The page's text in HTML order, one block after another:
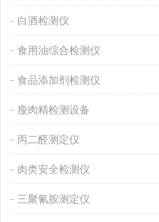
白酒检测仪
食用油综合检测仪
食品添加剂检测仪
瘦肉精检测设备
丙二醛测定仪
肉类安全检测仪
三聚氰胺测定仪